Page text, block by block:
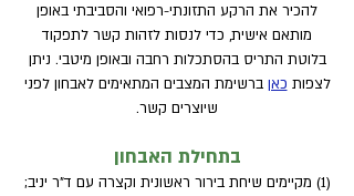
להכיר את הרקע התזונתי-רפואי והסביבתי באופן
מותאם אישית, כדי לנסות לזהות קשר לתפקוד
בלוטת התריס בהסתכלות רחבה ובאופן מיטבי. ניתן
לצפות כאן ברשימת המצבים המתאימים לאבחון לפני
שיוצרים קשר.
בתחילת האבחון
(1) מקיימים שיחת בירור ראשונית וקצרה עם ד"ר יניב;